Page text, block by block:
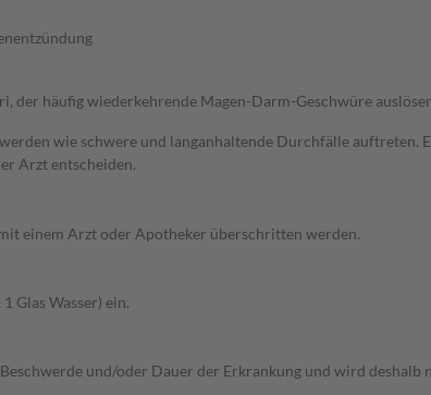
der häufig wiederkehrende Magen-Darm-Geschwüre
wie schwere und langanhaltende Durchfälle
Arzt entscheiden.
einem Arzt oder Apotheker überschritten werden.
Glas Wasser) ein.
und/oder Dauer der Erkrankung und wird deshalb